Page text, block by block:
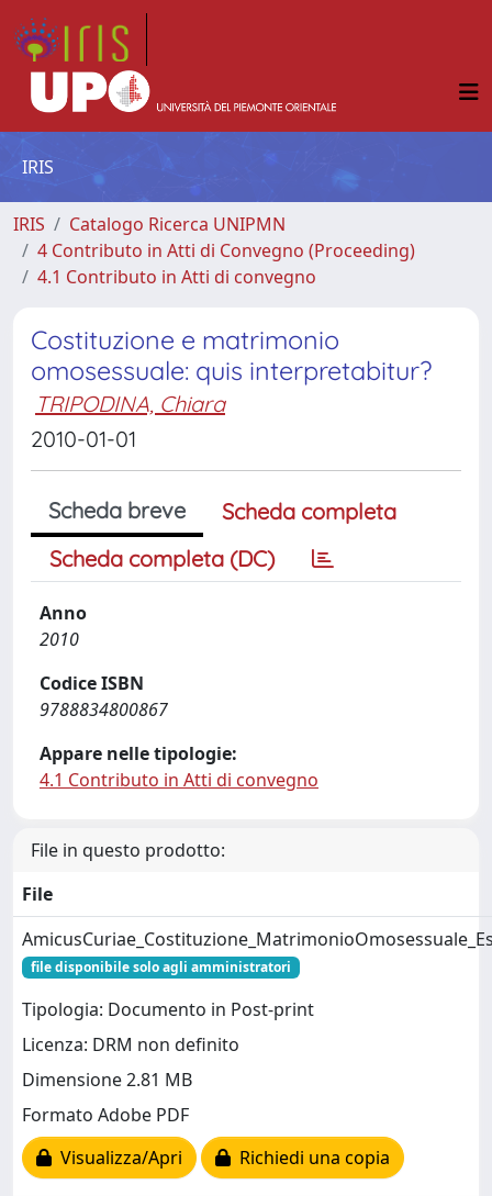
IRIS
IRIS
Catalogo Ricerca UNIPMN
4 Contributo in Atti di Convegno (Proceeding)
4.1 Contributo in Atti di convegno
Costituzione e matrimonio
omosessuale: quis interpretabitur?
TRIPODINA, Chiara
2010-01-01
Scheda breve
Scheda completa
Scheda completa (DC)
Anno
2010
Codice ISBN
9788834800867
Appare nelle tipologie:
4.1 Contributo in Atti di convegno
File in questo prodotto:
File
file disponibile solo agli amministratori
Tipologia: Documento in Post-print
Licenza: DRM non definito
Dimensione 2.81 MB
Formato Adobe PDF
Visualizza/Apri
Richiedi una copia